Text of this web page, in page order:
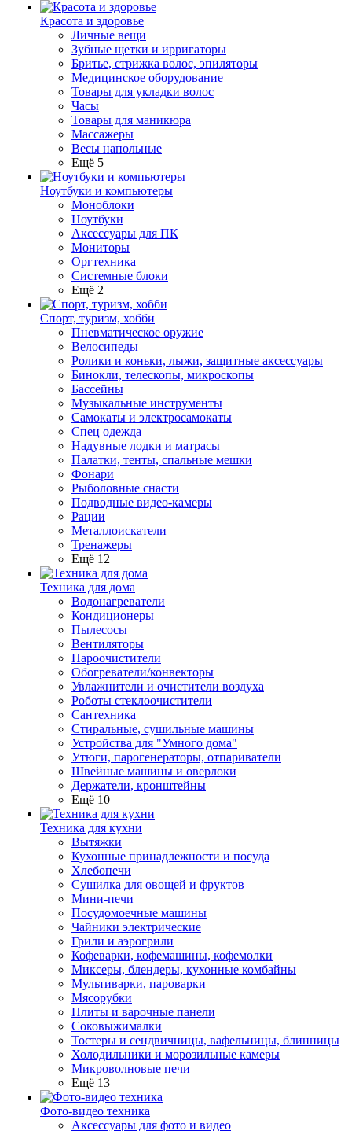
Красота и здоровье
Личные вещи
Зубные щетки и ирригаторы
Бритье, стрижка волос, эпиляторы
Медицинское оборудование
Товары для укладки волос
Часы
Товары для маникюра
Массажеры
Весы напольные
Ещё 5
Ноутбуки и компьютеры
Моноблоки
Ноутбуки
Аксессуары для ПК
Мониторы
Оргтехника
Системные блоки
Ещё 2
Спорт, туризм, хобби
Пневматическое оружие
Велосипеды
Ролики и коньки, лыжи, защитные аксессуары
Бинокли, телескопы, микроскопы
Бассейны
Музыкальные инструменты
Самокаты и электросамокаты
Спец одежда
Надувные лодки и матрасы
Палатки, тенты, спальные мешки
Фонари
Рыболовные снасти
Подводные видео-камеры
Рации
Металлоискатели
Тренажеры
Ещё 12
Техника для дома
Водонагреватели
Кондиционеры
Пылесосы
Вентиляторы
Пароочистители
Обогреватели/конвекторы
Увлажнители и очистители воздуха
Роботы стеклоочистители
Сантехника
Стиральные, сушильные машины
Устройства для "Умного дома"
Утюги, парогенераторы, отпариватели
Швейные машины и оверлоки
Держатели, кронштейны
Ещё 10
Техника для кухни
Вытяжки
Кухонные принадлежности и посуда
Хлебопечи
Сушилка для овощей и фруктов
Мини-печи
Посудомоечные машины
Чайники электрические
Грили и аэрогрили
Кофеварки, кофемашины, кофемолки
Миксеры, блендеры, кухонные комбайны
Мультиварки, пароварки
Мясорубки
Плиты и варочные панели
Соковыжималки
Тостеры и сендвичницы, вафельницы, блинницы
Холодильники и морозильные камеры
Микроволновые печи
Ещё 13
Фото-видео техника
Аксессуары для фото и видео